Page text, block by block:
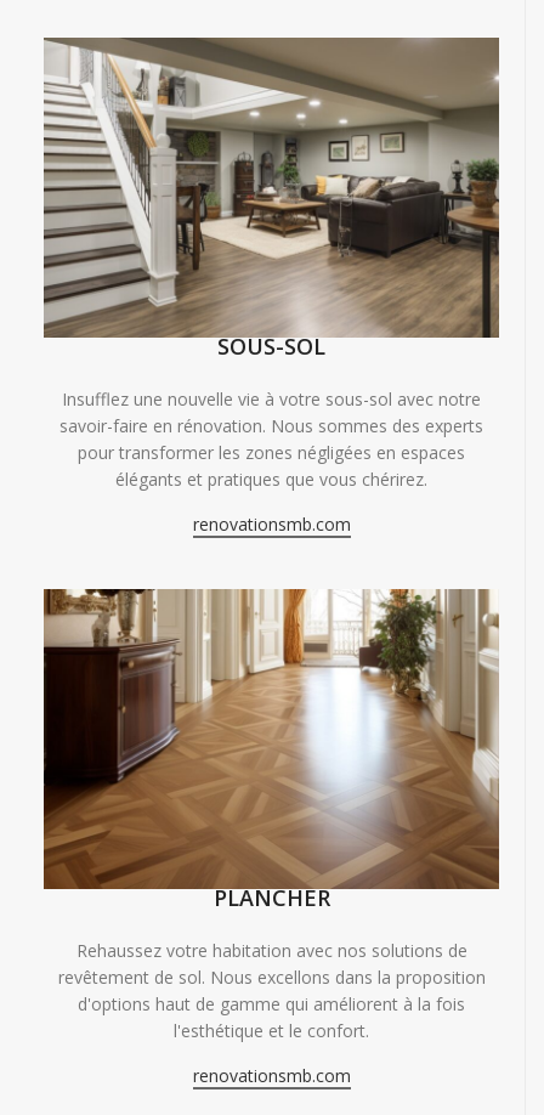
SOUS-SOL
Insufflez une nouvelle vie à votre sous-sol avec notre
savoir-faire en rénovation. Nous sommes des experts
pour transformer les zones négligées en espaces
élégants et pratiques que vous chérirez.
renovationsmb.com
PLANCHER
Rehaussez votre habitation avec nos solutions de
revêtement de sol. Nous excellons dans la proposition
d'options haut de gamme qui améliorent à la fois
l'esthétique et le confort.
renovationsmb.com